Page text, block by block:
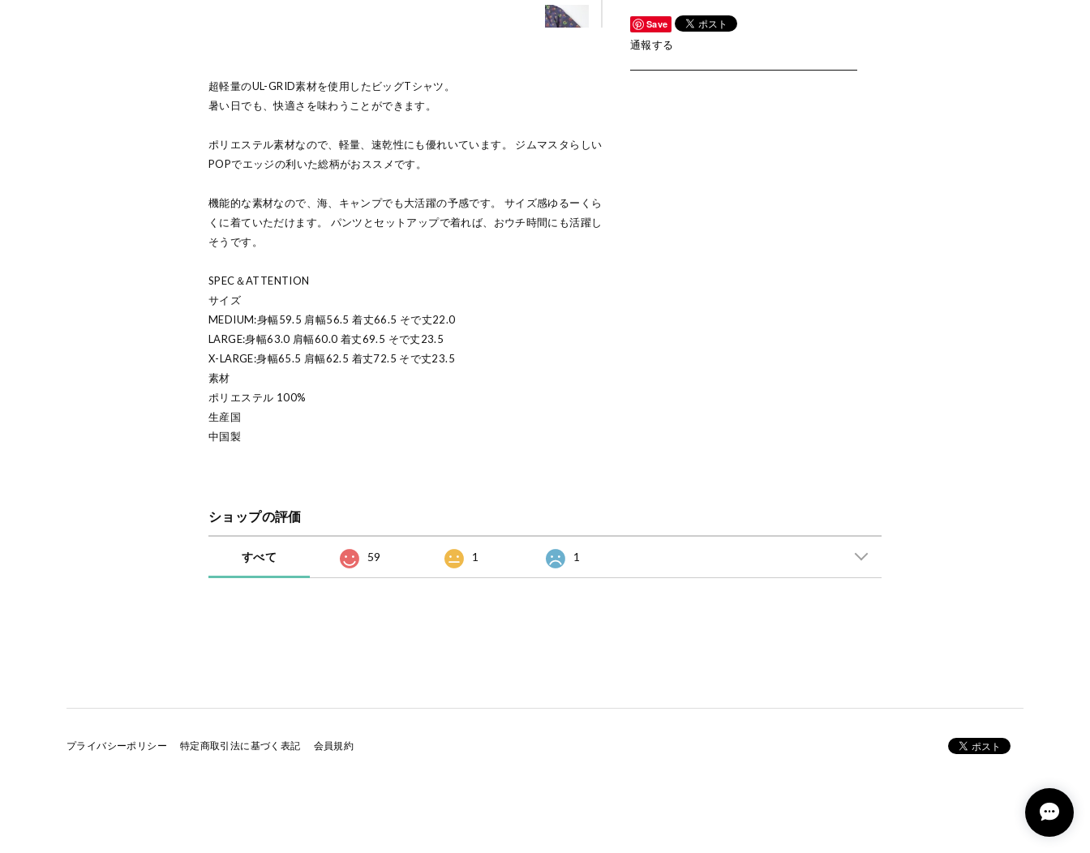
超軽量のUL-GRID素材を使用したビッグTシャツ。
暑い日でも、快適さを味わうことができます。
ポリエステル素材なので、軽量、速乾性にも優れいています。 ジムマスタらしい
POPでエッジの利いた総柄がおススメです。
機能的な素材なので、海、キャンプでも大活躍の予感です。 サイズ感ゆるーくら
くに着ていただけます。 パンツとセットアップで着れば、おウチ時間にも活躍し
そうです。
SPEC＆ATTENTION
サイズ
MEDIUM:身幅59.5 肩幅56.5 着丈66.5 そで丈22.0
LARGE:身幅63.0 肩幅60.0 着丈69.5 そで丈23.5
X-LARGE:身幅65.5 肩幅62.5 着丈72.5 そで丈23.5
素材
ポリエステル 100%
生産国
中国製
Save
通報する
ショップの評価
すべて 59 1 1
プライバシーポリシー 特定商取引法に基づく表記 会員規約